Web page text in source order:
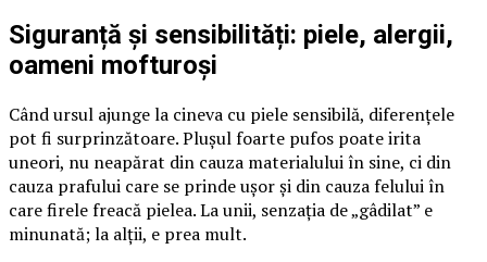
Siguranță și sensibilități: piele, alergii,
oameni mofturoși
Când ursul ajunge la cineva cu piele sensibilă, diferențele
pot fi surprinzătoare. Plușul foarte pufos poate irita
uneori, nu neapărat din cauza materialului în sine, ci din
cauza prafului care se prinde ușor și din cauza felului în
care firele freacă pielea. La unii, senzația de „gâdilat” e
minunată; la alții, e prea mult.